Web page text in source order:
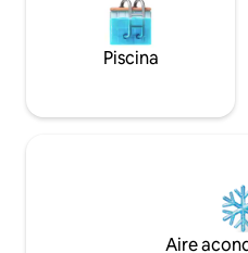
planta baja y madera en
dormitorios, obras de arte
pintores, mobiliario y
producción europea
el jardín. Un espacio fácil de
exteriores. El salón abre al
piscina, que aparece como
extensión de la vivienda.
Piscina
Aire